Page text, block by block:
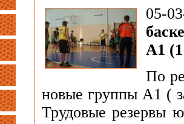
05-
А1
По
новые группы А1 (
Трудовые резервы